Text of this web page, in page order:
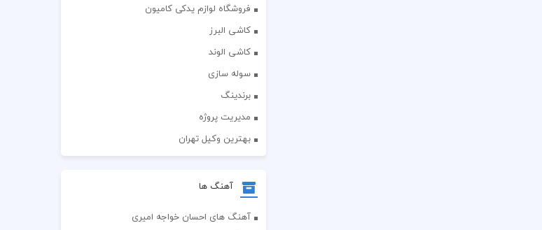
فروشگاه لوازم یدکی کامیون
کاشی البرز
کاشی الوند
سوله سازی
برندینگ
مدیریت پروژه
بهترین وکیل تهران
آهنگ ها
آهنگ های احسان خواجه امیری